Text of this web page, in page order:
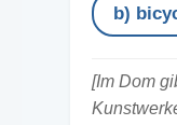
b)
[Im Dom